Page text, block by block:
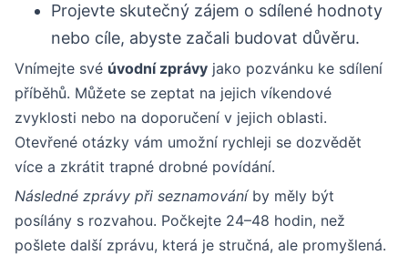
Projevte skutečný zájem o sdílené hodnoty
nebo cíle, abyste začali budovat důvěru.
Vnímejte své úvodní zprávy jako pozvánku ke sdílení
příběhů. Můžete se zeptat na jejich víkendové
zvyklosti nebo na doporučení v jejich oblasti.
Otevřené otázky vám umožní rychleji se dozvědět
více a zkrátit trapné drobné povídání.
Následné zprávy při seznamováníby měly být
posílány s rozvahou. Počkejte 24–48 hodin, než
pošlete další zprávu, která je stručná, ale promyšlená.